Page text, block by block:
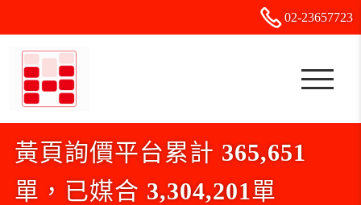
02-23657723
黃頁詢價平台累計 365,651
單，已媒合 3,304,201單